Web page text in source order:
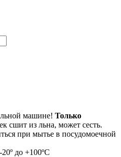
машине! Только
сшит из льна, может сесть.
при мытье в посудомоечной
20º до +100ºС